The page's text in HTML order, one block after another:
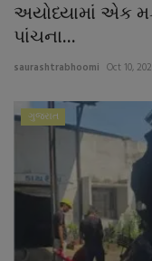
Support US
બજારના સમાચાર
નાણાંકીય સમાચાર
સ્થાનિક સમાચાર
સ્પોર્ટ્સ
રાશિફળ
અયોધ્યામાં એક
પાંચના...
saurashtrabhoomi Oct 10,
ગુજરાત